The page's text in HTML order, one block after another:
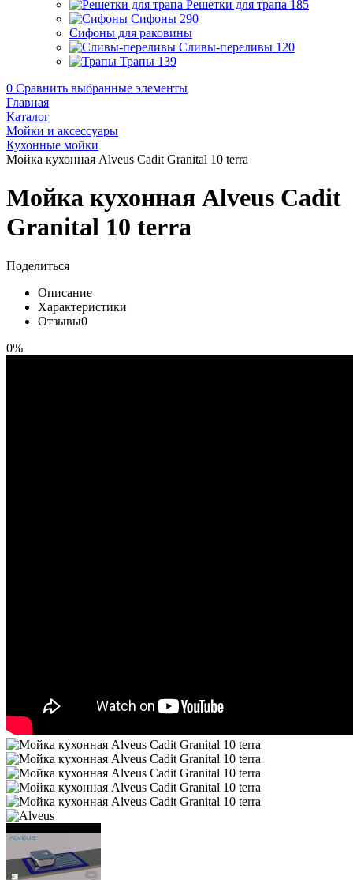
Решетки для трапа 185
Сифоны 290
Сифоны для раковины
Сливы-переливы 120
Трапы 139
0 Сравнить выбранные элементы
Главная
Каталог
Мойки и аксессуары
Кухонные мойки
Мойка кухонная Alveus Cadit Granital 10 terra
Мойка кухонная Alveus Cadit
Granital 10 terra
Поделиться
Описание
Характеристики
Отзывы0
0%